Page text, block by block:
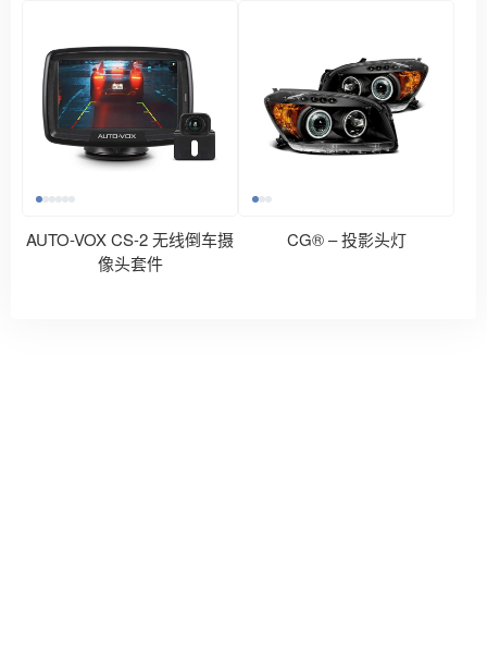
AUTO-VOX CS-2 无线倒车摄
像头套件
CG® – 投影头灯